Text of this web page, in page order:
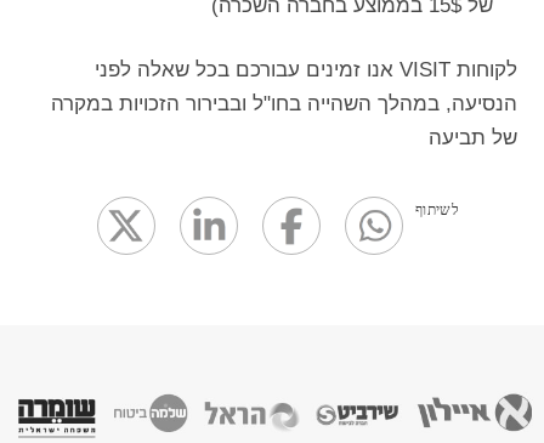
של 15$ בממוצע בחברה השכרה)
לקוחות VISIT אנו זמינים עבורכם בכל שאלה לפני
הנסיעה, במהלך השהייה בחו"ל ובבירור הזכויות במקרה
של תביעה
לשיתוף